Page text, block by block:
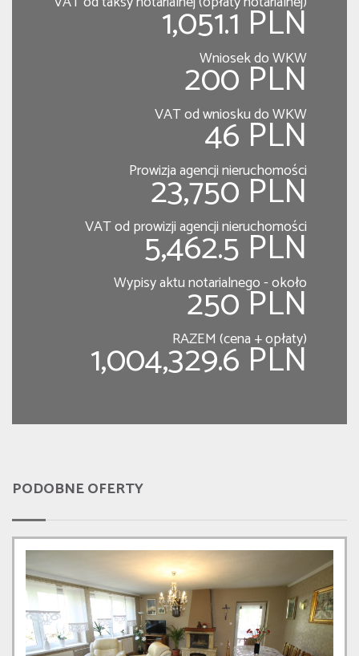
1,051.1 PLN
Wniosek do WKW
200 PLN
VAT od wniosku do WKW
46 PLN
Prowizja agencji nieruchomości
23,750 PLN
VAT od prowizji agencji nieruchomości
5,462.5 PLN
Wypisy aktu notarialnego - około
250 PLN
RAZEM (cena + opłaty)
1,004,329.6 PLN
PODOBNE OFERTY